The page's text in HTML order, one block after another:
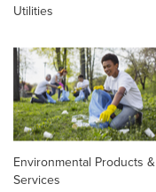
Utilities
Environmental Products &
Services